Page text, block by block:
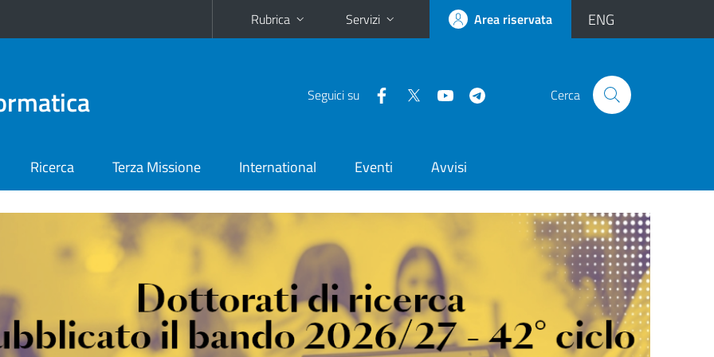
Rubrica Servizi Area riservata ENG
Seguici su Cerca
Ricerca Terza Missione International Eventi Avvisi